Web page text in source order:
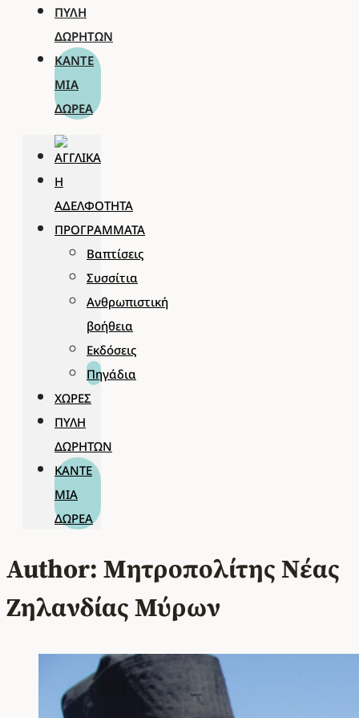
ΠΎΛΗ
ΔΩΡΗΤΏΝ
ΚΆΝΤΕ
ΜΊΑ
ΔΩΡΕΆ
Η
ΑΔΕΛΦΌΤΗΤΑ
ΠΡΟΓΡΆΜΜΑΤΑ
Βαπτίσεις
Συσσίτια
Ανθρωπιστική
βοήθεια
Εκδόσεις
Πηγάδια
ΧΏΡΕΣ
ΠΎΛΗ
ΔΩΡΗΤΏΝ
ΚΆΝΤΕ
ΜΊΑ
ΔΩΡΕΆ
Author: Μητροπολίτης Νέας
Ζηλανδίας Μύρων